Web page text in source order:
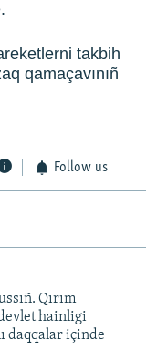
takbih
qamaçavınıñ
Follow us
Qırım
hainligi
daqqalar içinde